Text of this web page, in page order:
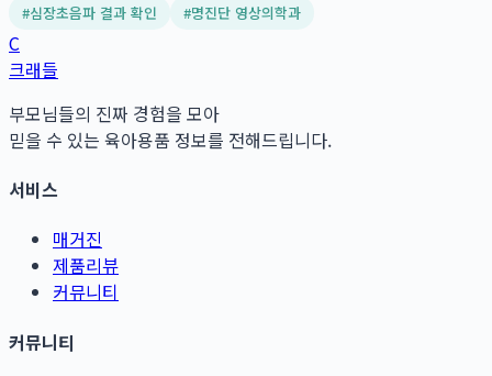
#심장초음파 결과 확인 #명진단 영상의학과
C
크래들
부모님들의 진짜 경험을 모아
믿을 수 있는 육아용품 정보를 전해드립니다.
서비스
매거진
제품리뷰
커뮤니티
커뮤니티